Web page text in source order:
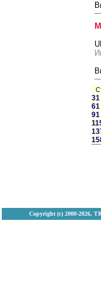
31
61
91
Copyright (с) 2000-2026,